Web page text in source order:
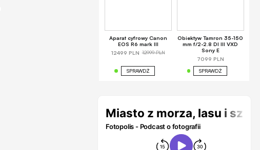
Aparat cyfrowy Canon
EOS R6 mark III
12499 PLN 12999 PLN
SPRAWDŹ
Obiektyw Tamron 35-150
mm f/2-2.8 DI III VXD
Sony E
7099 PLN
SPRAWDŹ